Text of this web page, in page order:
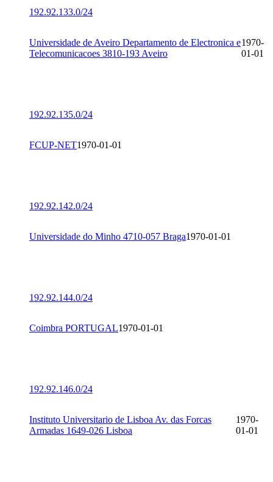
192.92.133.0/24
Universidade de Aveiro Departamento de Electronica e
Telecomunicacoes 3810-193 Aveiro
1970-
01-01
192.92.135.0/24
FCUP-NET1970-01-01
192.92.142.0/24
Universidade do Minho 4710-057 Braga1970-01-01
192.92.144.0/24
Coimbra PORTUGAL1970-01-01
192.92.146.0/24
Instituto Universitario de Lisboa Av. das Forcas
Armadas 1649-026 Lisboa
1970-
01-01